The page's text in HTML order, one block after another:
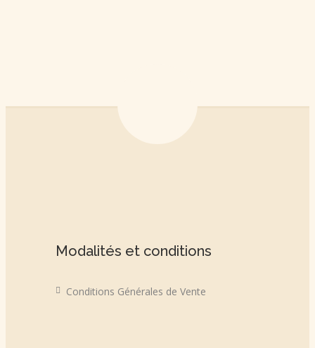
Modalités et conditions
Conditions Générales de Vente